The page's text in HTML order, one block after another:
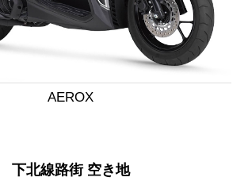
AEROX
下北線路街 空き地